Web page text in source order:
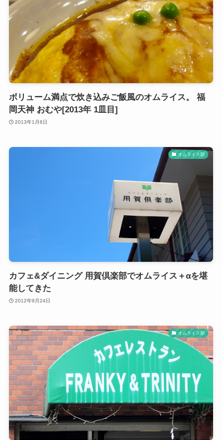
ボリューム満点で炊き込みご飯風のオムライス。 福
岡天神 おむや[2013年 1皿目]
2013年1月8日
オムライス部
カフェ&ダイニング 用賀倶楽部でオムライス＋αを堪
能してきた
2012年9月24日
オムライス部